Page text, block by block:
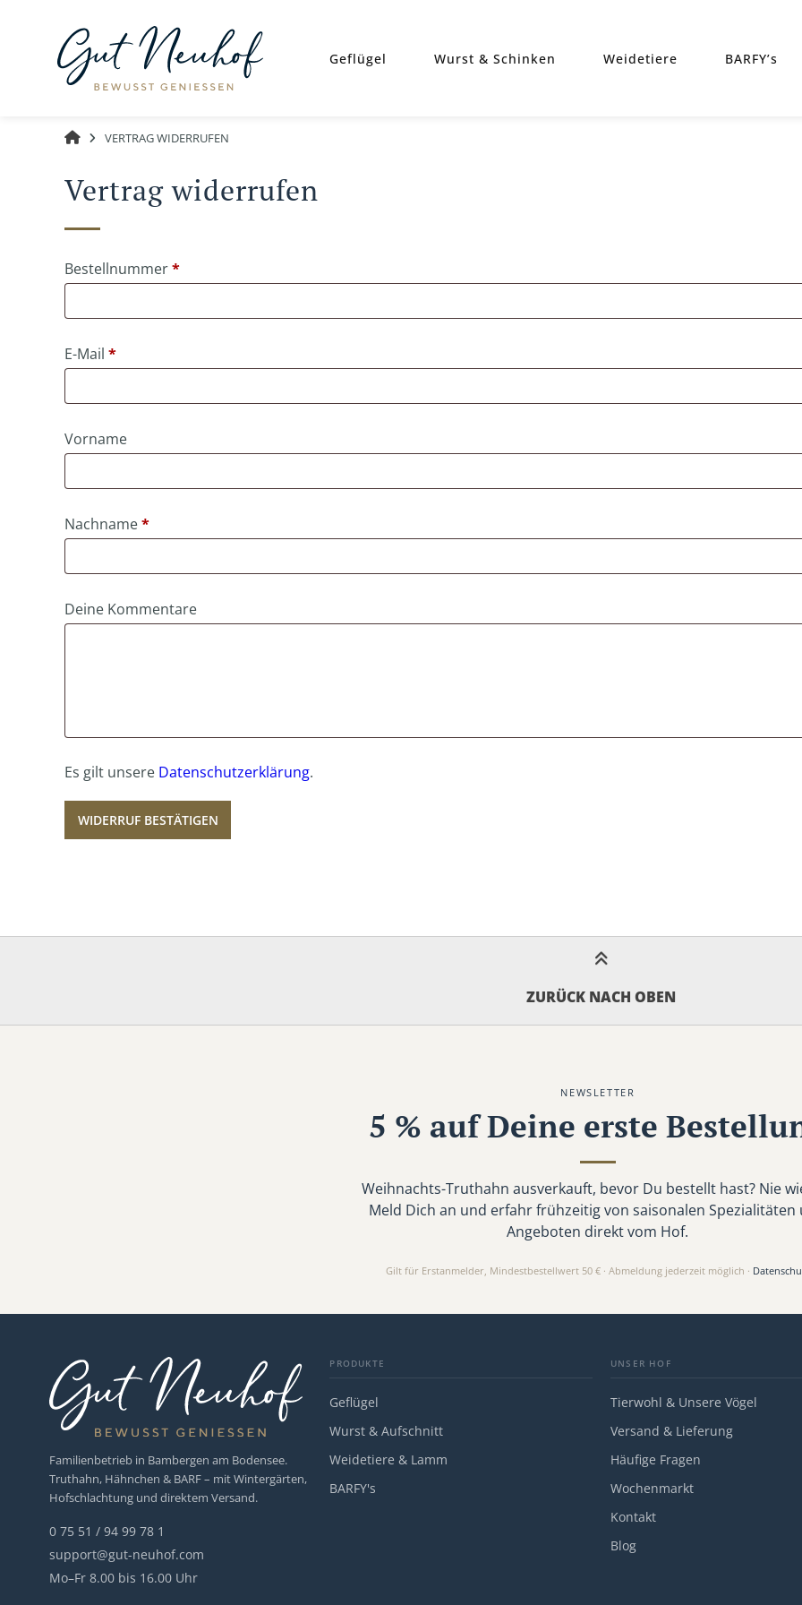
Geflügel Wurst & Schinken Weidetiere BARFY’s
GUT
VERTRAG WIDERRUFEN
Vertrag widerrufen
Bestellnummer*erforderlich
E-Mail *erforderlich
Vorname
Nachname*erforderlich
Page URI *erforderlich
Deine Kommentare
Es gilt unsere Datenschutzerklärung.
WIDERRUF BESTÄTIGEN
ZURÜCK NACH OBEN
NEWSLETTER
5 % auf Deine erste
Weihnachts-Truthahn ausverkauft, bevor Du bestellt hast? Nie
Meld Dich an und erfahr frühzeitig von saisonalen Spezialitäten
Angeboten direkt vom Hof.
Gilt für Erstanmelder, Mindestbestellwert 50 € · Abmeldung jederzeit möglich ·
Familienbetrieb in Bambergen am Bodensee.
Truthahn, Hähnchen & BARF – mit Wintergärten,
Hofschlachtung und direktem Versand.
0 75 51 / 94 99 78 1
support@gut-neuhof.com
Mo–Fr 8.00 bis 16.00 Uhr
PRODUKTE
Geflügel
Wurst & Aufschnitt
Weidetiere & Lamm
BARFY's
UNSER HOF
Tierwohl & Unsere Vögel
Versand & Lieferung
Häufige Fragen
Wochenmarkt
Kontakt
Blog